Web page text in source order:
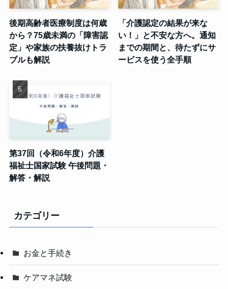
後期高齢者医療制度は何歳
から？75歳未満の「障害認
定」や家族の扶養抜けトラ
ブルも解説
「介護認定の結果が来な
い！」と不安な方へ。通知
までの期間と、待たずにサ
ービスを使う全手順
第37回（令和6年度）介護
福祉士国家試験 午後問題・
解答・解説
カテゴリー
お金と手続き
ケアマネ試験